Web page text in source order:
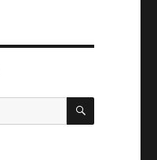
SÖK